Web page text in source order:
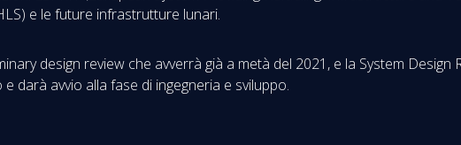
e le future infrastrutture lunari.
design review che avverrà già a metà del 2021, e la System Design
darà avvio alla fase di ingegneria e sviluppo.